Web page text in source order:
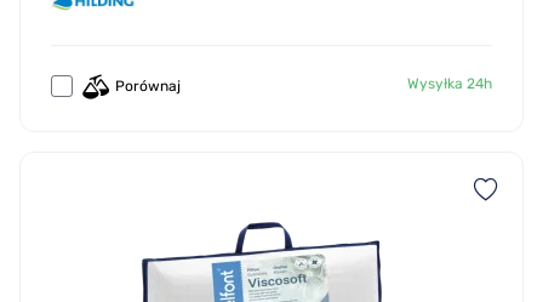
Porównaj Wysyłka 24h